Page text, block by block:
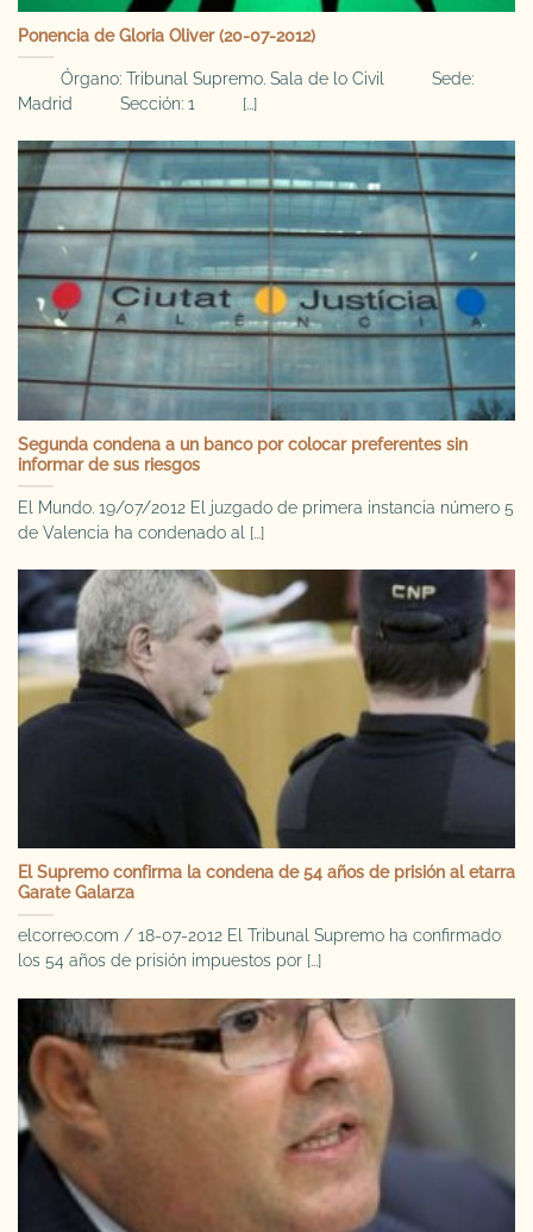
Ponencia de Gloria Oliver (20-07-2012)
Órgano: Tribunal Supremo. Sala de lo Civil Sede:
Madrid Sección: 1 [...]
Segunda condena a un banco por colocar preferentes sin
informar de sus riesgos
El Mundo. 19/07/2012 El juzgado de primera instancia número 5
de Valencia ha condenado al [...]
El Supremo confirma la condena de 54 años de prisión al etarra
Garate Galarza
elcorreo.com / 18-07-2012 El Tribunal Supremo ha confirmado
los 54 años de prisión impuestos por [...]